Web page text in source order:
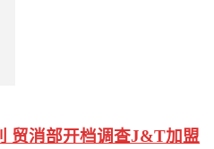
贸消部开档调查J&T加盟